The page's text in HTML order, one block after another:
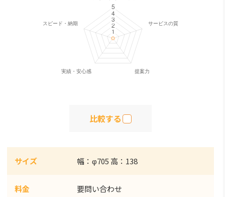
比較する
サイズ 幅：φ705 高：138
料金 要問い合わせ